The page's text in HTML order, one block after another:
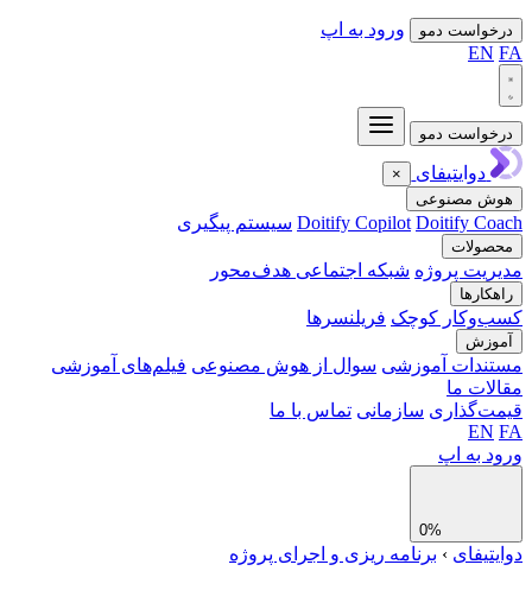
دمو
ورود به اپ
EN
دمو
دوایتیفای
×
مصنوعی
Doitify Copilot Doitify سیستم پیگیری
پروژه شبکه اجتماعی هدف‌محور
کوچک فریلنسرها
آموزشی سوال از هوش مصنوعی فیلم‌های آموزشی
ما
سازمانی تماس با ما
EN
به اپ
› برنامه ریزی و اجرای پروژه